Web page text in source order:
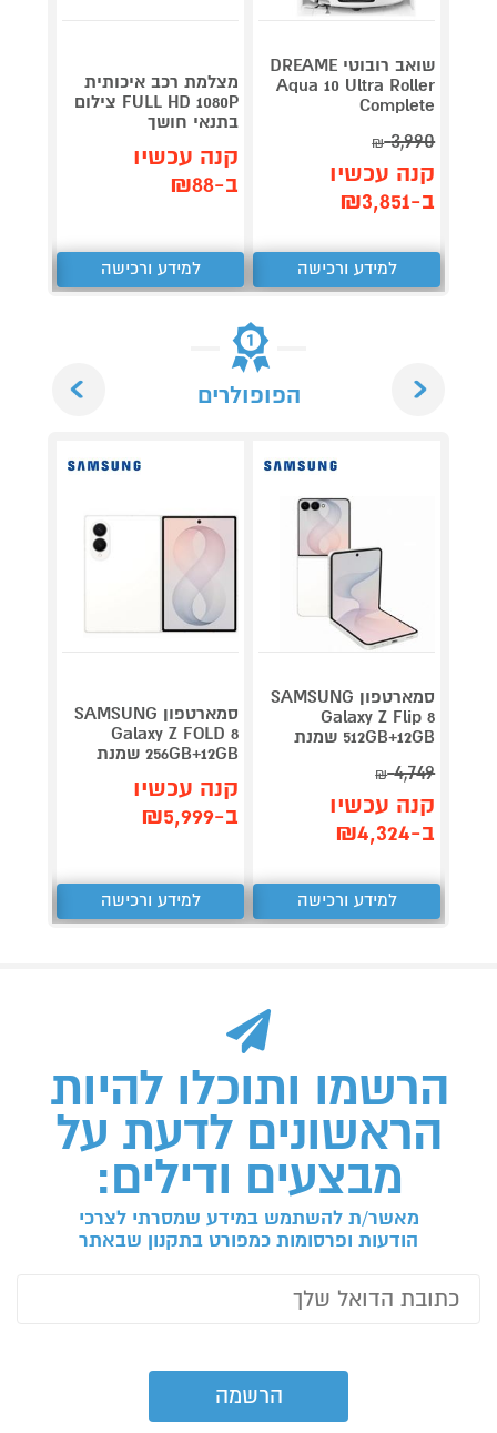
שואב רובוטי DREAME
Aqua 10 Ultra Roller
Complete
3,990
₪
קנה עכשיו
ב-₪3,851
למידע ורכישה
מצלמת רכב איכותית
FULL HD 1080P צילום
בתנאי חושך
קנה עכשיו
ב-₪88
למידע ורכישה
הפופולרים
סמארטפון SAMSUNG
Galaxy Z Flip 8
512GB+12GB שמנת
4,749
₪
קנה עכשיו
ב-₪4,324
למידע ורכישה
סמארטפון SAMSUNG
Galaxy Z FOLD 8
256GB+12GB שמנת
קנה עכשיו
ב-₪5,999
למידע ורכישה
הרשמו ותוכלו להיות
הראשונים לדעת על
מבצעים ודילים:
מאשר/ת להשתמש במידע שמסרתי לצרכי
הודעות ופרסומות כמפורט בתקנון שבאתר